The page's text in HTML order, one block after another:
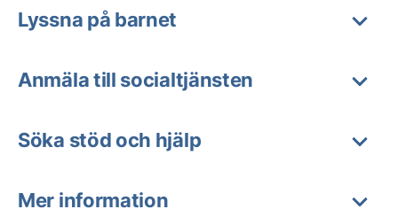
Lyssna på barnet
Anmäla till socialtjänsten
Söka stöd och hjälp
Mer information